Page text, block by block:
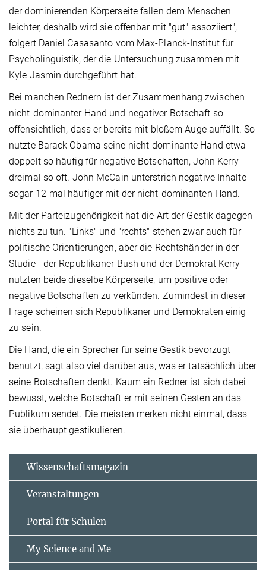
der dominierenden Körperseite fallen dem Menschen
leichter, deshalb wird sie offenbar mit "gut" assoziiert",
folgert Daniel Casasanto vom Max-Planck-Institut für
Psycholinguistik, der die Untersuchung zusammen mit
Kyle Jasmin durchgeführt hat.
Bei manchen Rednern ist der Zusammenhang zwischen
nicht-dominanter Hand und negativer Botschaft so
offensichtlich, dass er bereits mit bloßem Auge auffällt. So
nutzte Barack Obama seine nicht-dominante Hand etwa
doppelt so häufig für negative Botschaften, John Kerry
dreimal so oft. John McCain unterstrich negative Inhalte
sogar 12-mal häufiger mit der nicht-dominanten Hand.
Mit der Parteizugehörigkeit hat die Art der Gestik dagegen
nichts zu tun. "Links" und "rechts" stehen zwar auch für
politische Orientierungen, aber die Rechtshänder in der
Studie - der Republikaner Bush und der Demokrat Kerry -
nutzten beide dieselbe Körperseite, um positive oder
negative Botschaften zu verkünden. Zumindest in dieser
Frage scheinen sich Republikaner und Demokraten einig
zu sein.
Die Hand, die ein Sprecher für seine Gestik bevorzugt
benutzt, sagt also viel darüber aus, was er tatsächlich über
seine Botschaften denkt. Kaum ein Redner ist sich dabei
bewusst, welche Botschaft er mit seinen Gesten an das
Publikum sendet. Die meisten merken nicht einmal, dass
sie überhaupt gestikulieren.
Wissenschaftsmagazin
Veranstaltungen
Portal für Schulen
My Science and Me